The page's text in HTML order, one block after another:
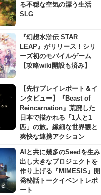
る不穏な空気の漂う生活
SLG
『幻想水滸伝 STAR
LEAP』がリリース！シリ
ーズ初のモバイルゲーム
【攻略wiki開設も済み】
【先行プレイレポート＆イ
ンタビュー】『Beast of
Reincarnation』荒廃した
日本で描かれる「1人と1
匹」の旅。繊細な世界観と
爽快な連携アクション
AIと共に幾多のSeedを生み
出し大きなプロジェクトを
作り上げる『MIMESIS』開
発秘話トークイベントレポ
ート